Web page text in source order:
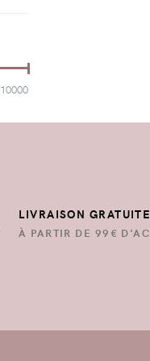
10000
LIVRAISON
À PARTIR DE 99€